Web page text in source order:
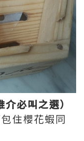
必叫之選）
住櫻花蝦同